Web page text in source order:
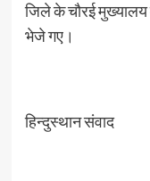
जिले के चौरई
भेजे गए।
हिन्दुस्थान संवाद